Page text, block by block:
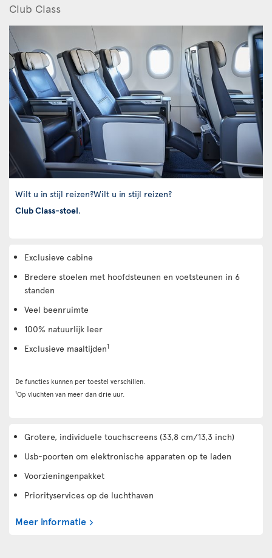
Club Class
Wilt u in stijl reizen?Wilt u in stijl reizen?
Club Class-stoel.
Exclusieve cabine
Bredere stoelen met hoofdsteunen en voetsteunen in 6
standen
Veel beenruimte
100% natuurlijk leer
Exclusieve maaltijden1
De functies kunnen per toestel verschillen.
1Op vluchten van meer dan drie uur.
Grotere, individuele touchscreens (33,8 cm/13,3 inch)
Usb-poorten om elektronische apparaten op te laden
Voorzieningenpakket
Priorityservices op de luchthaven
Meer informatie